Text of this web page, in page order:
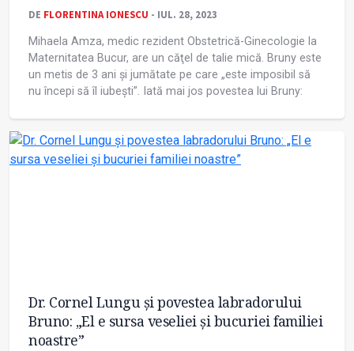
DE FLORENTINA IONESCU - IUL. 28, 2023
Mihaela Amza, medic rezident Obstetrică-Ginecologie la
Maternitatea Bucur, are un căţel de talie mică. Bruny este
un metis de 3 ani și jumătate pe care „este imposibil să
nu începi să îl iubești”. Iată mai jos povestea lui Bruny:
Dr. Cornel Lungu și povestea labradorului
Bruno: „El e sursa veseliei și bucuriei familiei
noastre”